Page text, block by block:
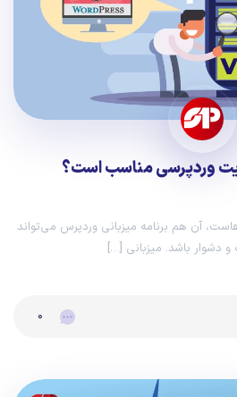
آن هم برنامه میزبانی وردپرس می‌تواند
دشوار باشد. میزبانی […]
۰